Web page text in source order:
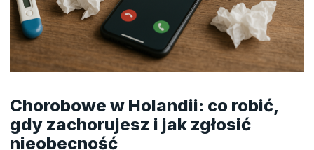
Chorobowe w Holandii: co robić,
gdy zachorujesz i jak zgłosić
nieobecność